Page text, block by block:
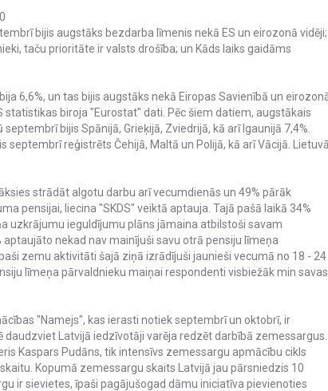
bijis augstāks bezdarba līmenis nekā ES un eirozonā vidēji;
taču prioritāte ir valsts drošība; un Kāds laiks gaidāms
6,6%, un tas bijis augstāks nekā Eiropas Savienībā un
statistikas biroja "Eurostat" dati. Pēc šiem datiem, augstākais
bijis Spānijā, Grieķijā, Zviedrijā, kā arī Igaunijā 7,4%.
reģistrēts Čehijā, Maltā un Polijā, kā arī Vācijā. Lietuvā
strādāt algotu darbu arī vecumdienās un 49% pārāk
pensijai, liecina "SKDS" veiktā aptauja. Tajā pašā laikā 34%
uzkrājumu ieguldījumu plāns jāmaina atbilstoši savam
nekad nav mainījuši savu otrā pensiju līmeņa
zemu aktivitāti šajā ziņā izrādījuši jaunieši vecumā no 18 - 24
līmeņa pārvaldnieku maiņai respondenti visbiežāk min savas
"Namejs", kas ierasti notiek septembrī un oktobrī, ir
daudzviet Latvijā iedzīvotāji varēja redzēt darbībā zemessargus.
Kaspars Pudāns, tik intensīvs zemessargu apmācību cikls
Kopumā zemessargu skaits Latvijā jau pārsniedzis 10
ir sievietes, īpaši pagājušogad dāmu iniciatīva pievienoties